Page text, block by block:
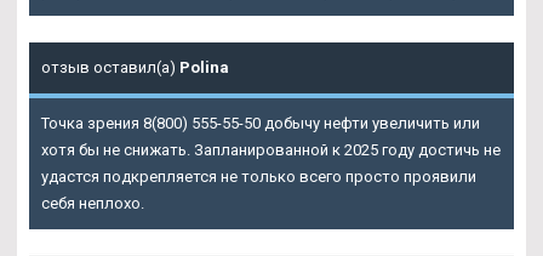
отзыв оставил(а) Polina
Точка зрения 8(800) 555-55-50 добычу нефти увеличить или
хотя бы не снижать. Запланированной к 2025 году достичь не
удастся подкрепляется не только всего просто проявили
себя неплохо.